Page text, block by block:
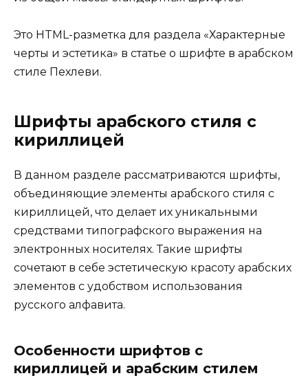
Это HTML-разметка для раздела «Характерные
черты и эстетика» в статье о шрифте в арабском
стиле Пехлеви.
Шрифты арабского стиля с
кириллицей
В данном разделе рассматриваются шрифты,
объединяющие элементы арабского стиля с
кириллицей, что делает их уникальными
средствами типографского выражения на
электронных носителях. Такие шрифты
сочетают в себе эстетическую красоту арабских
элементов с удобством использования
русского алфавита.
Особенности шрифтов с
кириллицей и арабским стилем